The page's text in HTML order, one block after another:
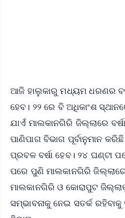
ଆଜି ହାଲୁକାରୁ ମଧ୍ୟମ ଧରଣର
ହେବ। ୨୨ ରେ ବି ଅଧିକାଂଶ
ଯାଏଁ ମାଲକାନଗିରି ଜିଲ୍ଲାରେ
ପାଣିପାଗ ବିଭାଗ ପୂର୍ବାନୁମାନ
ପ୍ରବଳ ବର୍ଷା ହେବ। ୨୪ ଘଣ୍ଟା
ପରେ ପୁଣି ମାଲକାନଗିରି ଜିଲ୍ଲାରେ
ମାଲକାନଗିରି ଓ କୋରାପୁଟ
ସମ୍ଭାବନାକୁ ନେଇ ସତର୍କ